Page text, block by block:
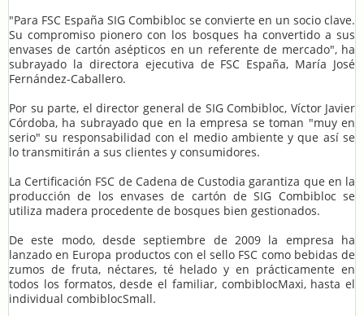
"Para FSC España SIG Combibloc se convierte en un socio clave.
Su compromiso pionero con los bosques ha convertido a sus
envases de cartón asépticos en un referente de mercado", ha
subrayado la directora ejecutiva de FSC España, María José
Fernández-Caballero.
Por su parte, el director general de SIG Combibloc, Víctor Javier
Córdoba, ha subrayado que en la empresa se toman "muy en
serio" su responsabilidad con el medio ambiente y que así se
lo transmitirán a sus clientes y consumidores.
La Certificación FSC de Cadena de Custodia garantiza que en la
producción de los envases de cartón de SIG Combibloc se
utiliza madera procedente de bosques bien gestionados.
De este modo, desde septiembre de 2009 la empresa ha
lanzado en Europa productos con el sello FSC como bebidas de
zumos de fruta, néctares, té helado y en prácticamente en
todos los formatos, desde el familiar, combiblocMaxi, hasta el
individual combiblocSmall.